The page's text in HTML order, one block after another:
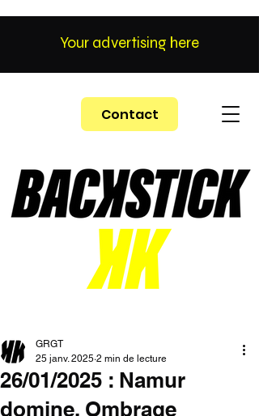
Contact
Your advertising here
26/01/2025 : Namur
domine, Ombrage
GRGT
25 janv. 2025 2 min de lecture